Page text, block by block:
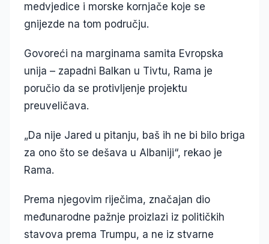
medvjedice i morske kornjače koje se
gnijezde na tom području.
Govoreći na marginama samita Evropska
unija – zapadni Balkan u Tivtu, Rama je
poručio da se protivljenje projektu
preuveličava.
„Da nije Jared u pitanju, baš ih ne bi bilo briga
za ono što se dešava u Albaniji“, rekao je
Rama.
Prema njegovim riječima, značajan dio
međunarodne pažnje proizlazi iz političkih
stavova prema Trumpu, a ne iz stvarne